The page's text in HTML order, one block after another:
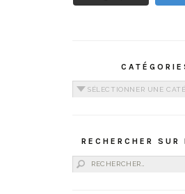
Catégories
RECHERCHER SUR
Rechercher :